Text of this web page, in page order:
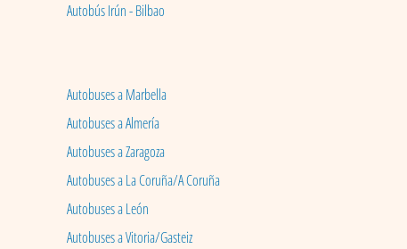
Autobús Irún - Bilbao
Autobuses a Marbella
Autobuses a Almería
Autobuses a Zaragoza
Autobuses a La Coruña/A Coruña
Autobuses a León
Autobuses a Vitoria/Gasteiz